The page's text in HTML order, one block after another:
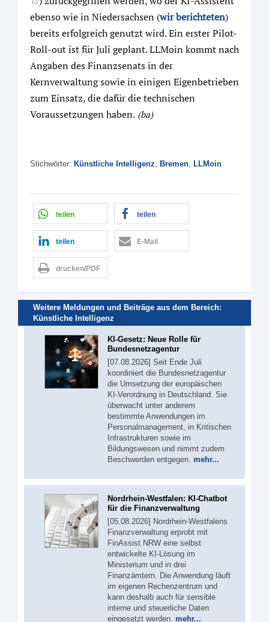
ebenso wie in Niedersachsen (wir berichteten)
bereits erfolgreich genutzt wird. Ein erster Pilot-
Roll-out ist für Juli geplant. LLMoin kommt nach
Angaben des Finanzsenats in der
Kernverwaltung sowie in einigen Eigenbetrieben
zum Einsatz, die dafür die technischen
Voraussetzungen haben. (ba)
Stichwörter: Künstliche Intelligenz, Bremen, LLMoin
teilen teilen
teilen E-Mail
drucken/PDF
Weitere Meldungen und Beiträge aus dem Bereich:
Künstliche Intelligenz
KI-Gesetz: Neue Rolle für
Bundesnetzagentur
[07.08.2026] Seit Ende Juli
koordiniert die Bundesnetzagentur
die Umsetzung der europäischen
KI-Verordnung in Deutschland. Sie
überwacht unter anderem
bestimmte Anwendungen im
Personalmanagement, in Kritischen
Infrastrukturen sowie im
Bildungswesen und nimmt zudem
Beschwerden entgegen. mehr...
Nordrhein-Westfalen: KI-Chatbot
für die Finanzverwaltung
[05.08.2026] Nordrhein-Westfalens
Finanzverwaltung erprobt mit
FinAssist.NRW eine selbst
entwickelte KI-Lösung im
Ministerium und in drei
Finanzämtern. Die Anwendung läuft
im eigenen Rechenzentrum und
kann deshalb auch für sensible
interne und steuerliche Daten
eingesetzt werden. mehr...